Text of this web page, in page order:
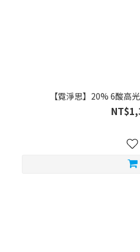
【霓淨思】20% 6酸高